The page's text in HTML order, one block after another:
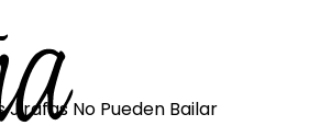
Jirafas No Pueden Bailar